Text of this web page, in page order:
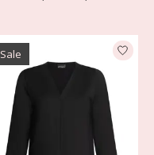
Sale